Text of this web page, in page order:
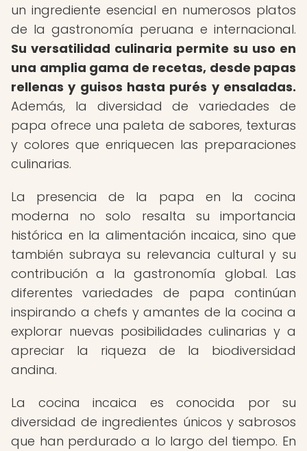
un ingrediente esencial en numerosos platos
de la gastronomía peruana e internacional.
Su versatilidad culinaria permite su uso en
una amplia gama de recetas, desde papas
rellenas y guisos hasta purés y ensaladas.
Además, la diversidad de variedades de
papa ofrece una paleta de sabores, texturas
y colores que enriquecen las preparaciones
culinarias.
La presencia de la papa en la cocina
moderna no solo resalta su importancia
histórica en la alimentación incaica, sino que
también subraya su relevancia cultural y su
contribución a la gastronomía global. Las
diferentes variedades de papa continúan
inspirando a chefs y amantes de la cocina a
explorar nuevas posibilidades culinarias y a
apreciar la riqueza de la biodiversidad
andina.
La cocina incaica es conocida por su
diversidad de ingredientes únicos y sabrosos
que han perdurado a lo largo del tiempo. En